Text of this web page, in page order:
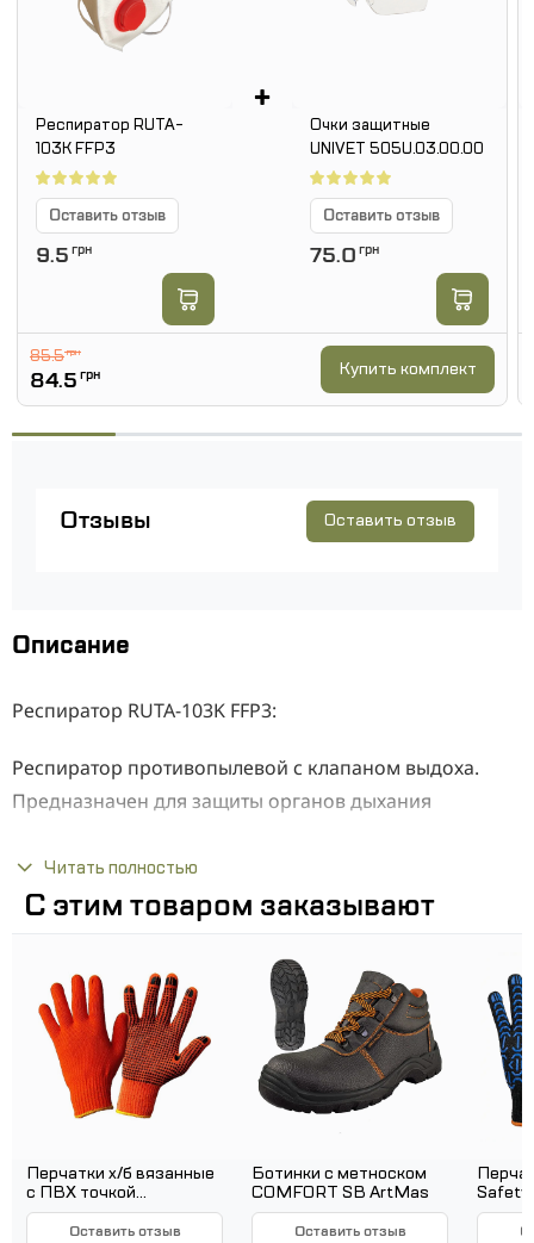
Респиратор RUTA-
103K FFP3
Оставить отзыв
9.5 грн
+
Очки защитные
UNIVET 505U.03.00.00
Оставить отзыв
75.0 грн
85.5грн
84.5 грн Купить комплект
Отзывы Оставить отзыв
Описание
Респиратор RUTA-103K FFP3:
Респиратор противопылевой с клапаном выдоха.
Предназначен для защиты органов дыхания
аэрозолей. Клапан выдоха предохраняет от
скопления излишней влаги в под маской.
производства изготовлен из гипоаллергенных
материалов. Удобная посадка обеспечивается за счет
наличия регулируемых резинок и носовой пластины.
Поролоновая подкладка под носовой пластиной
обеспечивает комфорт при использовании и
респиратора к лицу.
Читать полностью
С этим товаром заказывают
Перчатки х/б вязанные
с ПВХ точкой
(оранжевые) 3 нити 7
классОставить отзыв
Ботинки с метноском
COMFORT SB ArtMas
Оставить отзыв
Safety
ПВХ